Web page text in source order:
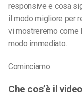
responsive e cosa
il modo migliore per
vi mostreremo come
modo immediato.
Cominciamo.
Che cos’è il